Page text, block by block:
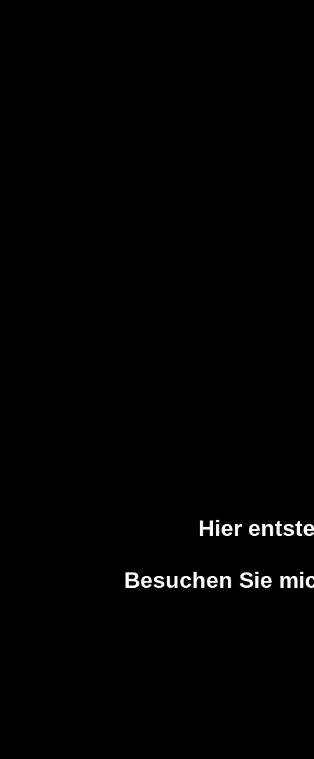
Hier
Besuchen Sie